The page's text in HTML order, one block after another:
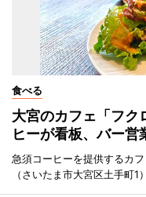
食べる
大宮のカフェ「フ
ヒーが看板、バー営
急須コーヒーを提供するカ
（さいたま市大宮区土手町1